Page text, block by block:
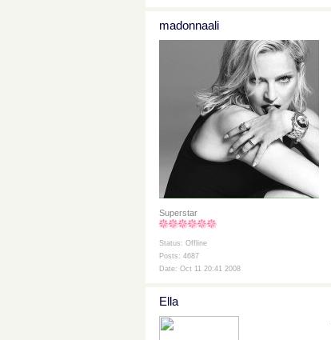
madonnaali
Superstar
Status: Offline
Posts: 4687
Date: Oct 11 20:41 2008
Ella